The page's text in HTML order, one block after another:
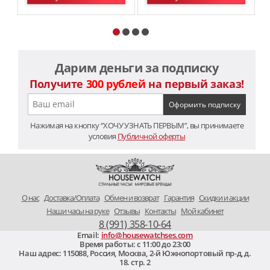
Дарим деньги за подписку
Получите 300 рублей на первый заказ!
Нажимая на кнопку “ХОЧУ УЗНАТЬ ПЕРВЫМ”, вы принимаете
условия Публичной оферты
O нас Доставка/Оплата Обмен и возврат Гарантия Скидки и акции
Наши часы на руке Отзывы Контакты Мой кабинет
8 (991) 358-10-64
Email: info@housewatchses.com
Время работы: c 11:00 до 23:00
Наш адрес: 115088, Россия, Москва 2-й Южнопортовый пр-д, д.
18. стр. 2